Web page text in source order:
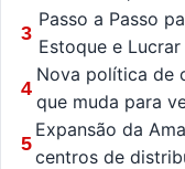
3
Passo a Passo
Estoque e
4
Nova política de
que muda para
5
Expansão da
centros de